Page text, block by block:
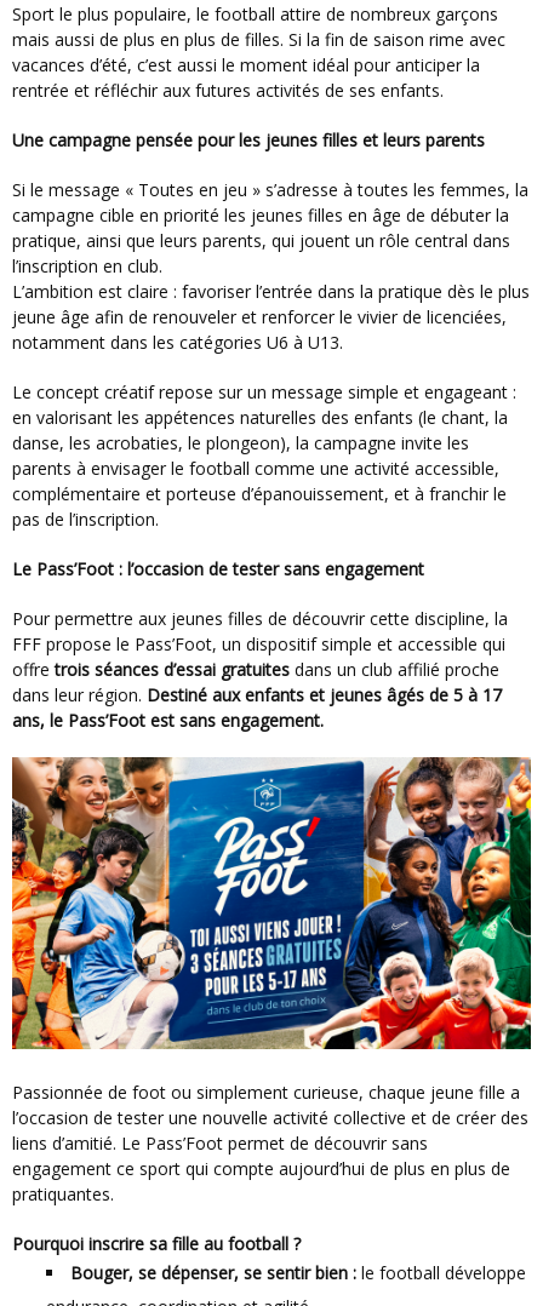
Sport le plus populaire, le football attire de nombreux garçons
mais aussi de plus en plus de filles. Si la fin de saison rime avec
vacances d’été, c’est aussi le moment idéal pour anticiper la
rentrée et réfléchir aux futures activités de ses enfants.
Une campagne pensée pour les jeunes filles et leurs parents
Si le message « Toutes en jeu » s’adresse à toutes les femmes, la
campagne cible en priorité les jeunes filles en âge de débuter la
pratique, ainsi que leurs parents, qui jouent un rôle central dans
l’inscription en club.
L’ambition est claire : favoriser l’entrée dans la pratique dès le plus
jeune âge afin de renouveler et renforcer le vivier de licenciées,
notamment dans les catégories U6 à U13.
Le concept créatif repose sur un message simple et engageant :
en valorisant les appétences naturelles des enfants (le chant, la
danse, les acrobaties, le plongeon), la campagne invite les
parents à envisager le football comme une activité accessible,
complémentaire et porteuse d’épanouissement, et à franchir le
pas de l’inscription.
Le Pass’Foot : l’occasion de tester sans engagement
Pour permettre aux jeunes filles de découvrir cette discipline, la
FFF propose le Pass’Foot, un dispositif simple et accessible qui
offretrois séances d’essai gratuites dans un club affilié proche
dans leur région. Destiné aux enfants et jeunes âgés de 5 à 17
ans, le Pass’Foot est sans engagement.
Passionnée de foot ou simplement curieuse, chaque jeune fille a
l’occasion de tester une nouvelle activité collective et de créer des
liens d’amitié. Le Pass’Foot permet de découvrir sans
engagement ce sport qui compte aujourd’hui de plus en plus de
pratiquantes.
Pourquoi inscrire sa fille au football ?
Bouger, se dépenser, se sentir bien : le football développe